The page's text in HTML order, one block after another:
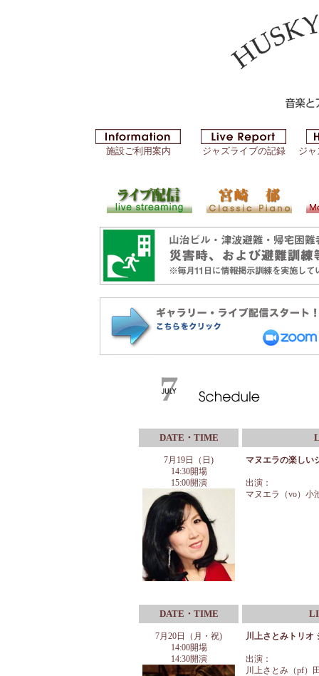
施設ご利用案内 ジャズライブの記録 ジ
DATE・TIME
7月19日（日)
14:30開場
15:00開演
マヌエラの楽しい
出演：
マヌエラ（vo）小
DATE・TIME
7月20日（月・祝)
14:00開場
14:30開演
川上さとみトリオ
出演：
川上さとみ（pf